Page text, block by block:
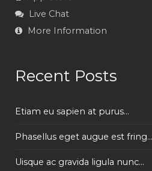
Live Chat
More Information
Recent Posts
Etiam eu sapien at purus...
Phasellus eget augue est fring...
Uisque ac gravida ligula nunc...